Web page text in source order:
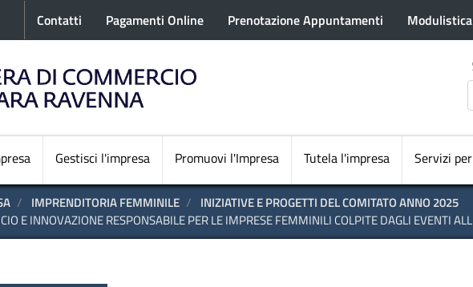
Salta
al
Menu profilo utente
Contatti Pagamenti Online Prenotazione Appuntamenti Modulistica
Navigazione
Gestisci l'impresa Promuovi l'Impresa Tutela l'impresa Servizi
IMPRENDITORIA FEMMINILE
INIZIATIVE E PROGETTI DEL COMITATO ANNO 2025
E INNOVAZIONE RESPONSABILE PER LE IMPRESE FEMMINILI COLPITE DAGLI EVENTI